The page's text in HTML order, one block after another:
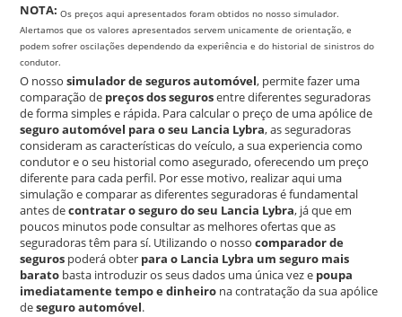
NOTA: Os preços aqui apresentados foram obtidos no nosso simulador.
Alertamos que os valores apresentados servem unicamente de orientação, e
podem sofrer oscilações dependendo da experiência e do historial de sinistros do
condutor.
O nossosimulador de seguros automóvel, permite fazer uma
comparação de preços dos segurosentre diferentes seguradoras
de forma simples e rápida. Para calcular o preço de uma apólice de
seguro automóvel para o seu Lancia Lybra, as seguradoras
consideram as características do veículo, a sua experiencia como
condutor e o seu historial como asegurado, oferecendo um preço
diferente para cada perfil. Por esse motivo, realizar aqui uma
simulação e comparar as diferentes seguradoras é fundamental
antes decontratar o seguro do seu Lancia Lybra, já que em
poucos minutos pode consultar as melhores ofertas que as
seguradoras têm para sí. Utilizando o nossocomparador de
seguros poderá obter para o Lancia Lybra um seguro mais
barato basta introduzir os seus dados uma única vez e poupa
imediatamente tempo e dinheiro na contratação da sua apólice
deseguro automóvel.